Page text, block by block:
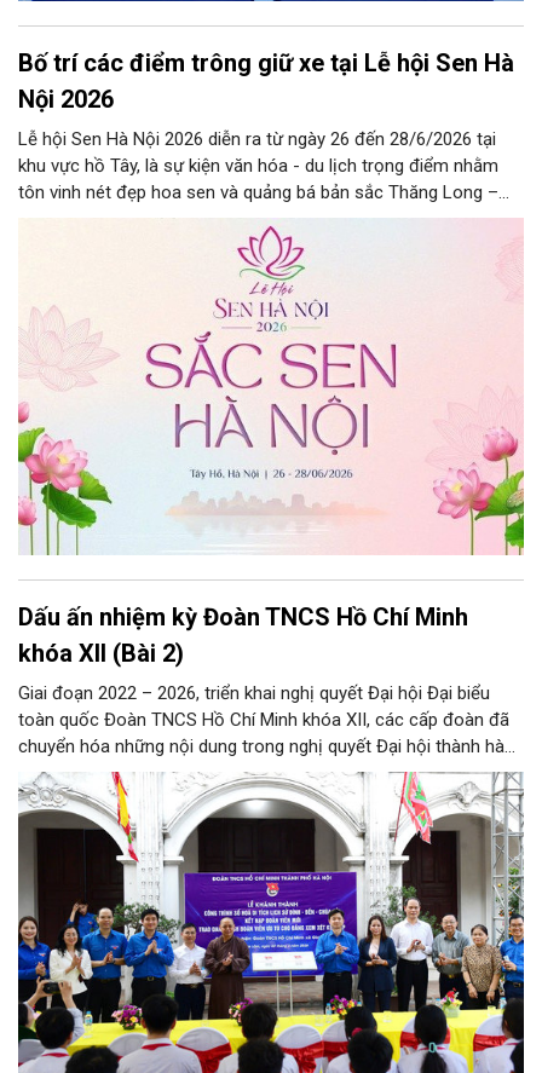
Bố trí các điểm trông giữ xe tại Lễ hội Sen Hà
Nội 2026
Lễ hội Sen Hà Nội 2026 diễn ra từ ngày 26 đến 28/6/2026 tại
khu vực hồ Tây, là sự kiện văn hóa - du lịch trọng điểm nhằm
tôn vinh nét đẹp hoa sen và quảng bá bản sắc Thăng Long –
Hà Nội.
Dấu ấn nhiệm kỳ Đoàn TNCS Hồ Chí Minh
khóa XII (Bài 2)
Giai đoạn 2022 – 2026, triển khai nghị quyết Đại hội Đại biểu
toàn quốc Đoàn TNCS Hồ Chí Minh khóa XII, các cấp đoàn đã
chuyển hóa những nội dung trong nghị quyết Đại hội thành hành
động cụ thể và đạt được nhiều kết quả nổi bật.